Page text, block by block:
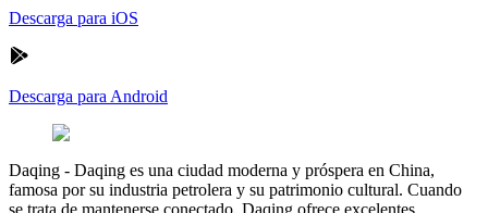
Descarga para iOS
Descarga para Android
Daqing - Daqing es una ciudad moderna y próspera en China,
famosa por su industria petrolera y su patrimonio cultural. Cuando
se trata de mantenerse conectado, Daqing ofrece excelentes